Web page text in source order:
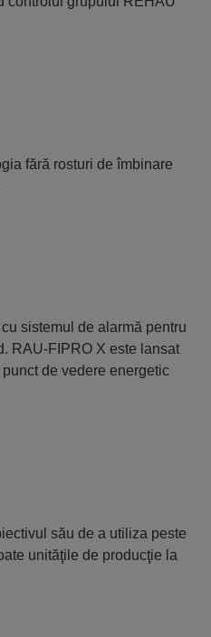
fără rosturi de îmbinare
sistemul de alarmă pentru
RAU-FIPRO X este lansat
de vedere energetic
său de a utiliza peste
unităţile de producţie la